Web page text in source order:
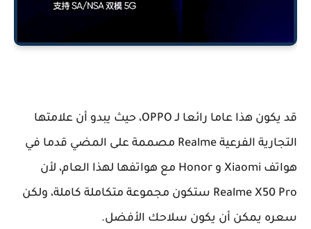
قد يكون هذا عاما رائعا لـ OPPO، حيث يبدو أن علامتها
التجارية الفرعية Realme مصممة على المضي قدما في
هواتف Xiaomi و Honor مع هواتفها لهذا العام، لأن
Realme X50 Pro ستكون مجموعة متكاملة كاملة، ولكن
سعره يمكن أن يكون سلاحك الأفضل.